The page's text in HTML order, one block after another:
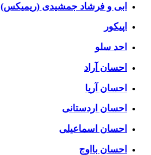
ابی و فرشاد جمشیدی (ریمیکس)
اپیکور
احد سلو
احسان آراد
احسان آریا
احسان اردستانی
احسان اسماعیلی
احسان بااوج